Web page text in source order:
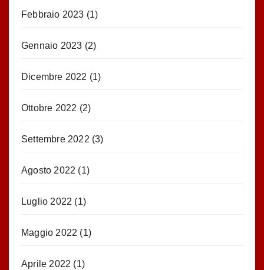
Febbraio 2023 (1)
Gennaio 2023 (2)
Dicembre 2022 (1)
Ottobre 2022 (2)
Settembre 2022 (3)
Agosto 2022 (1)
Luglio 2022 (1)
Maggio 2022 (1)
Aprile 2022 (1)